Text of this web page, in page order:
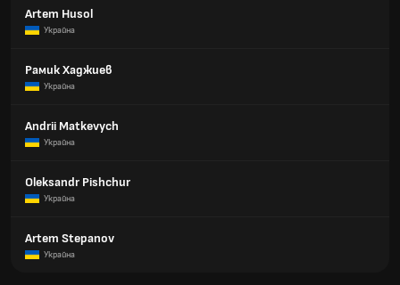
Artem Husol
Украйна
Рамик Хаджиев
Украйна
Andrii Matkevych
Украйна
Oleksandr Pishchur
Украйна
Artem Stepanov
Украйна